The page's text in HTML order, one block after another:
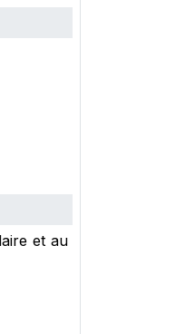
et au